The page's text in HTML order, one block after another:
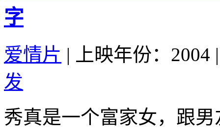
字
爱情片 | 上映年份：2004 |
发
秀真是一个富家女，跟